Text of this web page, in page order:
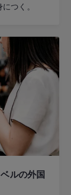
つく。
ルの外国